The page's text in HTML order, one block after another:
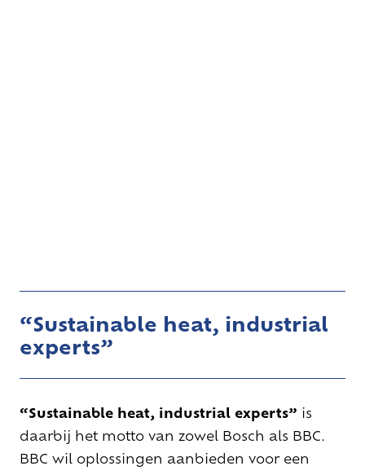
“Sustainable heat, industrial
experts”
“Sustainable heat, industrial experts” is
daarbij het motto van zowel Bosch als BBC.
BBC wil oplossingen aanbieden voor een